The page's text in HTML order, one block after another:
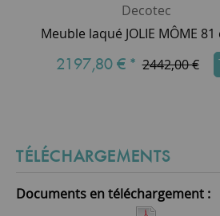
Decotec
2197,80 € * 2442,00 €
TÉLÉCHARGEMENTS
Documents en téléchargement :